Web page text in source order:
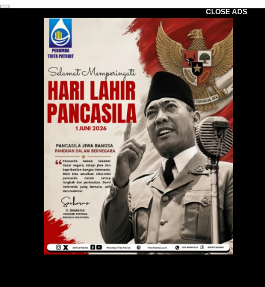
CLOSE ADS